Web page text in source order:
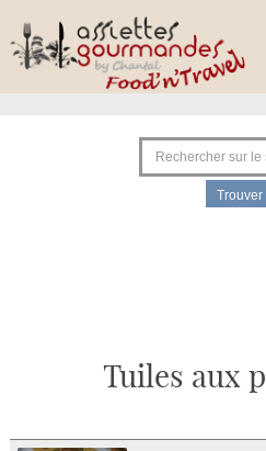
Tuiles aux